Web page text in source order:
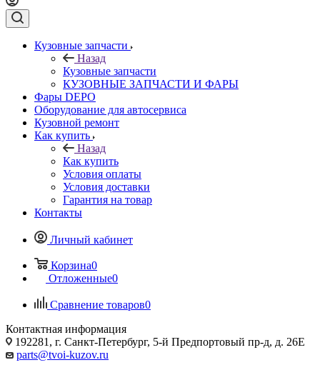
Кузовные запчасти
Назад
Кузовные запчасти
КУЗОВНЫЕ ЗАПЧАСТИ И ФАРЫ
Фары DEPO
Оборудование для автосервиса
Кузовной ремонт
Как купить
Назад
Как купить
Условия оплаты
Условия доставки
Гарантия на товар
Контакты
Личный кабинет
Корзина0
Отложенные0
Сравнение товаров0
Контактная информация
192281, г. Санкт-Петербург, 5-й Предпортовый пр-д, д. 26Е
parts@tvoi-kuzov.ru